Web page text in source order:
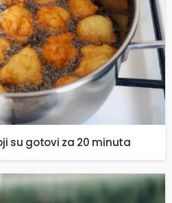
su gotovi za 20 minuta